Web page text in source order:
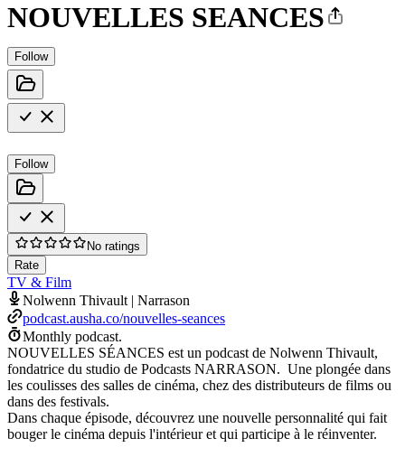
NOUVELLES SEANCES
Follow
Follow
No ratings
Rate
TV & Film
Nolwenn Thivault | Narrason
podcast.ausha.co/nouvelles-seances
Monthly podcast.
NOUVELLES SÉANCES est un podcast de Nolwenn Thivault,
fondatrice du studio de Podcasts NARRASON. Une plongée dans
les coulisses des salles de cinéma, chez des distributeurs de films ou
dans des festivals.
Dans chaque épisode, découvrez une nouvelle personnalité qui fait
bouger le cinéma depuis l'intérieur et qui participe à le réinventer.